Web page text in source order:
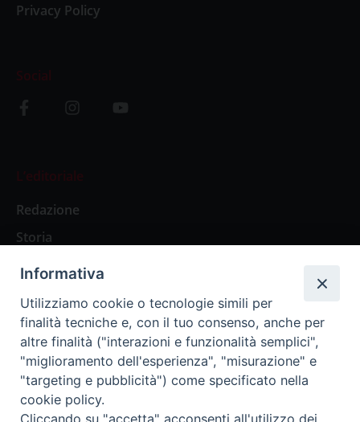
Privacy Policy
Social
L’editoriale
Redazione
Storia
Abbonamenti
Abbonamento Annuale Digitale
Abbonamento Annuale Cartaceo
Abbonamento Singola Copia Digitale
Informativa
Utilizziamo cookie o tecnologie simili per
finalità tecniche e, con il tuo consenso, anche per
altre finalità ("interazioni e funzionalità semplici",
"miglioramento dell'esperienza", "misurazione" e
"targeting e pubblicità") come specificato nella
cookie policy.